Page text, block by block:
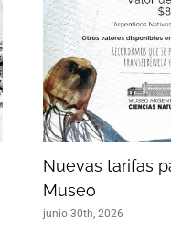
Nuevas tarifas
Museo
junio 30th, 2026